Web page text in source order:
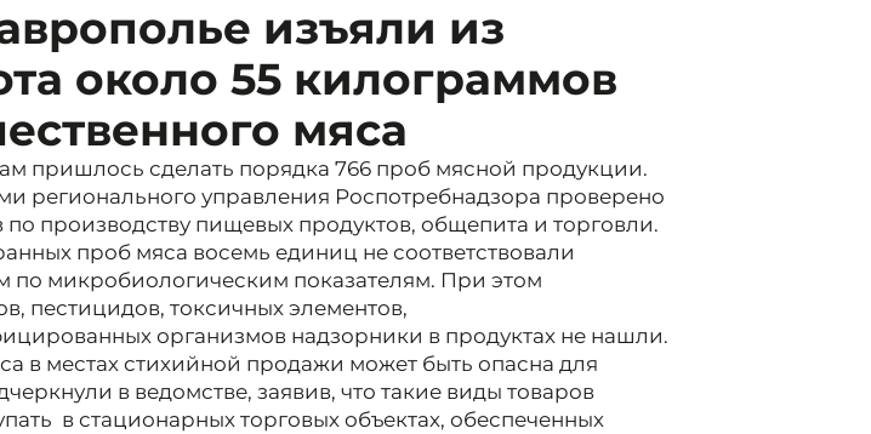
изъяли из
около 55 килограммов
мяса
пришлось сделать порядка 766 проб мясной продукции.
регионального управления Роспотребнадзора проверено
по производству пищевых продуктов, общепита и торговли.
проб мяса восемь единиц не соответствовали
по микробиологическим показателям. При этом
пестицидов, токсичных элементов,
организмов надзорники в продуктах не нашли.
в местах стихийной продажи может быть опасна для
в ведомстве, заявив, что такие виды товаров
в стационарных торговых объектах, обеспеченных